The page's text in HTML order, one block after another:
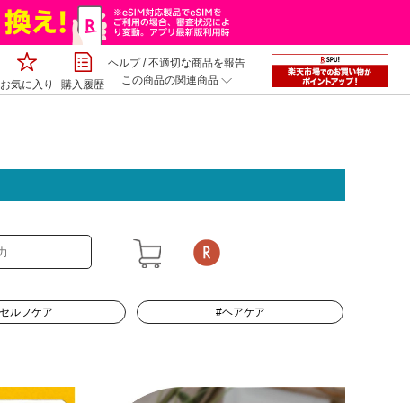
お気に入り 購入履歴
ヘルプ/不適切な商品を報告
この商品の関連商品